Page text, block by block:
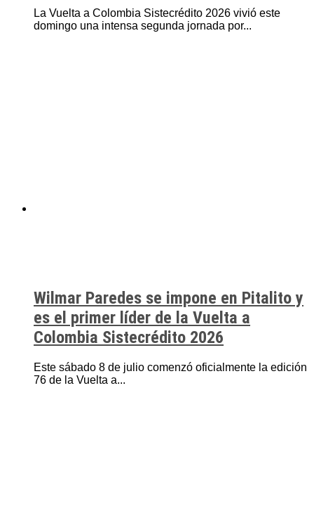
La Vuelta a Colombia Sistecrédito 2026 vivió este
domingo una intensa segunda jornada por...
Wilmar Paredes se impone en Pitalito y
es el primer líder de la Vuelta a
Colombia Sistecrédito 2026
Este sábado 8 de julio comenzó oficialmente la edición
76 de la Vuelta a...